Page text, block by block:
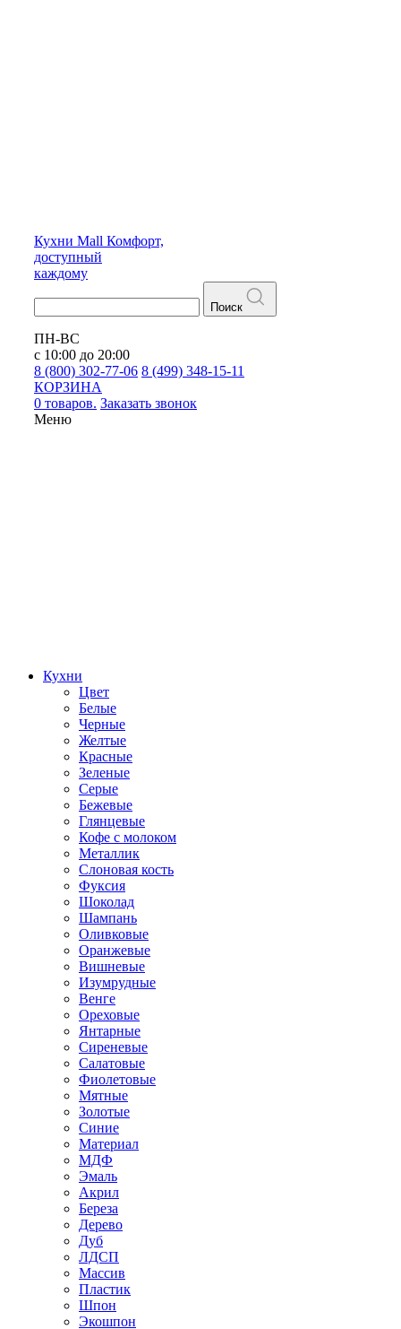
Кухни Mall Комфорт,
доступный
каждому
Поиск
ПН-ВС
с 10:00 до 20:00
8 (800) 302-77-06 8 (499) 348-15-11
КОРЗИНА
0 товаров. Заказать звонок
Меню
Кухни
Цвет
Белые
Черные
Желтые
Красные
Зеленые
Серые
Бежевые
Глянцевые
Кофе с молоком
Металлик
Слоновая кость
Фуксия
Шоколад
Шампань
Оливковые
Оранжевые
Вишневые
Изумрудные
Венге
Ореховые
Янтарные
Сиреневые
Салатовые
Фиолетовые
Мятные
Золотые
Синие
Материал
МДФ
Эмаль
Акрил
Береза
Дерево
Дуб
ЛДСП
Массив
Пластик
Шпон
Экошпон